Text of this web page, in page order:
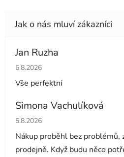
Jan Ruzha
Hodnocení obchodu je 5 z 5
6.8.2026
Vše perfektní
Simona Vachulíková
Hodnocení obchodu je 5 z 5
5.8.2026
Nákup proběhl bez problémů,
prodejně. Když budu něco